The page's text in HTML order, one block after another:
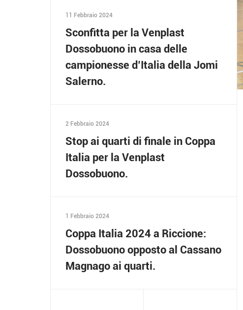
11 Febbraio 2024
Sconfitta per la Venplast
Dossobuono in casa delle
campionesse d’Italia della Jomi
Salerno.
2 Febbraio 2024
Stop ai quarti di finale in Coppa
Italia per la Venplast
Dossobuono.
1 Febbraio 2024
Coppa Italia 2024 a Riccione:
Dossobuono opposto al Cassano
Magnago ai quarti.